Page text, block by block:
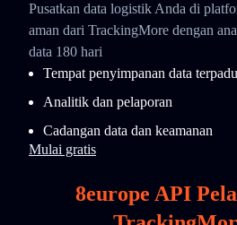
Pusatkan data logistik Anda di
aman dari TrackingMore dengan
data 180 hari
Tempat penyimpanan data terpadu
Analitik dan pelaporan
Cadangan data dan keamanan
Mulai gratis
8europe API